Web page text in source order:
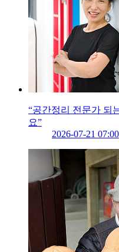
“공간정리 전문가 되
요”
2026-07-21 07:00